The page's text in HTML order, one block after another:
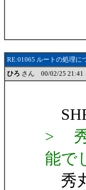
RE:01065 ルートの処理に
ひろ さん 00/02/25 21:41
> 秀
能で
秀